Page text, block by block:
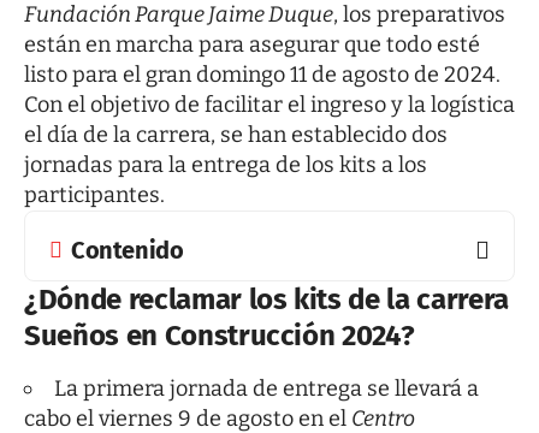
Fundación Parque Jaime Duque, los preparativos
están en marcha para asegurar que todo esté
listo para el gran domingo 11 de agosto de 2024.
Con el objetivo de facilitar el ingreso y la logística
el día de la carrera, se han establecido dos
jornadas para la entrega de los kits a los
participantes.
Contenido
¿Dónde reclamar los kits de la carrera
Sueños en Construcción 2024?
La primera jornada de entrega se llevará a
cabo el viernes 9 de agosto en el Centro